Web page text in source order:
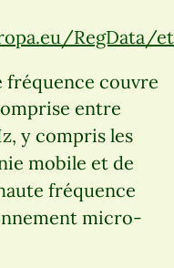
RegData/
fréquence couvre
entre
y compris les
mobile et de
fréquence
micro-